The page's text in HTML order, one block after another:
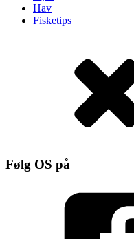
Hav
Fisketips
Følg OS på